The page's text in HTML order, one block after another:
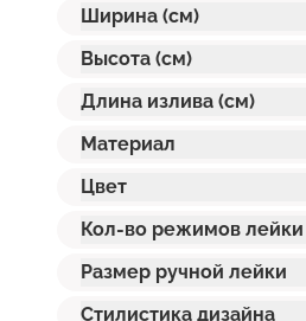
Ширина (см)
Высота (см)
Длина излива (см)
Материал
Цвет
Кол-во режимов лейки
Размер ручной лейки
Стилистика дизайна